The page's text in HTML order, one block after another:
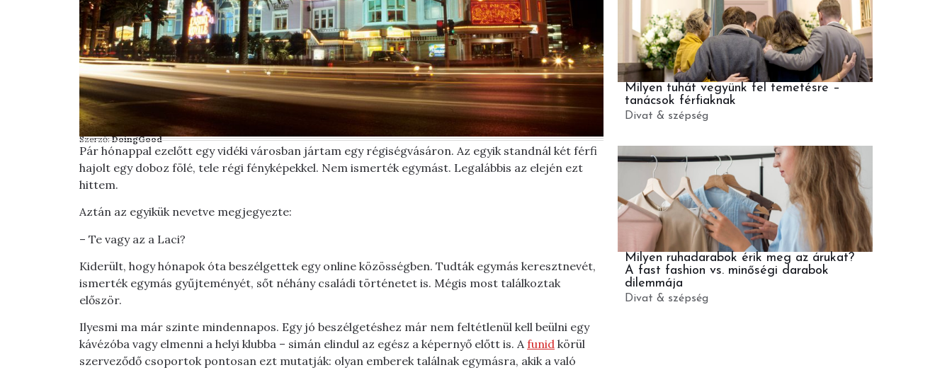
Szerző:DoingGood
Pár hónappal ezelőtt egy vidéki városban jártam egy régiségvásáron. Az egyik standnál két férfi
hajolt egy doboz fölé, tele régi fényképekkel. Nem ismerték egymást. Legalábbis az elején ezt
hittem.
Aztán az egyikük nevetve megjegyezte:
– Te vagy az a Laci?
Kiderült, hogy hónapok óta beszélgettek egy online közösségben. Tudták egymás keresztnevét,
ismerték egymás gyűjteményét, sőt néhány családi történetet is. Mégis most találkoztak
először.
Ilyesmi ma már szinte mindennapos. Egy jó beszélgetéshez már nem feltétlenül kell beülni egy
kávézóba vagy elmenni a helyi klubba – simán elindul az egész a képernyő előtt is. Afunid körül
szerveződő csoportok pontosan ezt mutatják: olyan emberek találnak egymásra, akik a való
Milyen tuhát vegyünk fel temetésre –
tanácsok férfiaknak
Divat & szépség
Milyen ruhadarabok érik meg az árukat?
A fast fashion vs. minőségi darabok
dilemmája
Divat & szépség